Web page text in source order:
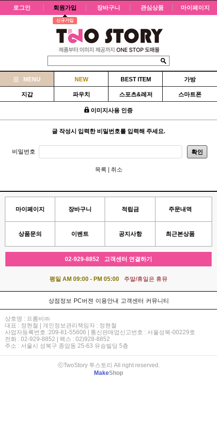
로그인 회원가입
신규가입
장바구니 관심상품 마이페이지
MENU NEW BEST ITEM 가방
지갑 파우치 스포츠&레저 스마트폰
이미지사용 인증
글 작성시 입력한 비밀번호를 입력해 주세요.
비밀번호 확인
목록 취소
마이페이지 장바구니 적립금 주문내역
상품문의 이벤트 공지사항 최근본상품
02-929-8852 고객센터 연결하기
평일 AM 09:00 - PM 05:00 주말/휴일은 휴뮤
상점정보 PC버젼 이용안내 고객센터 커뮤니티
상호명 : 프롬비㈜
대표 : 정현철 | 개인정보관리책임자 : 정현철
사업자등록번호 :209-81-55606 | 통신판매업신고번호 : 서울성북-00229호
전화 : 02-929-8852 | 팩스 : 02)928-8852
주소 : 서울시 성북구 종암동 25-63 유승빌딩 5층
ⓒTwoStory 투스토리 All right reserved.
MakeShop